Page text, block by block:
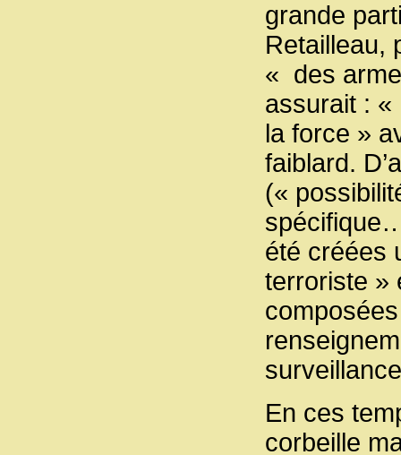
grande
Retailleau,
« des
assurait : «
la force »
faiblard.
(«
été créées
terroriste »
En ces
corbeille